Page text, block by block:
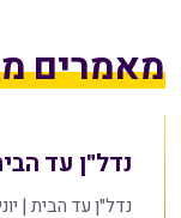
מאמרים
נדל"ן עד הבית |
נדל"ן עד הבית | יוני